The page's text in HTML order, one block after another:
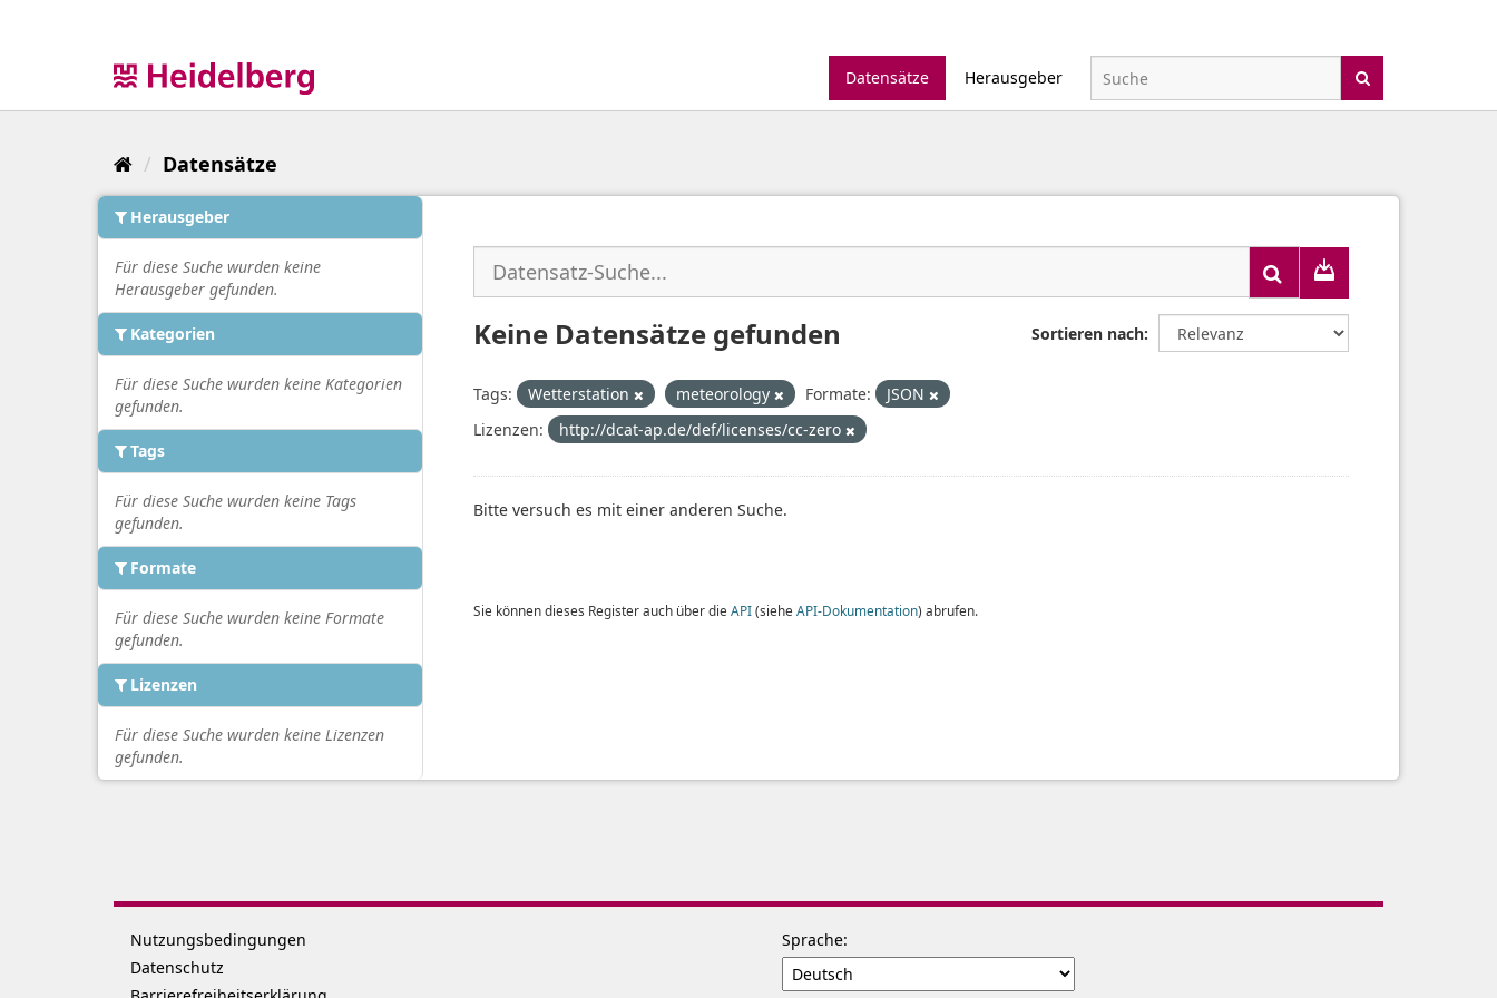
Datensätze
Herausgeber
Datensätze
Herausgeber
Für diese Suche wurden keine
Herausgeber gefunden.
Kategorien
Für diese Suche wurden keine Kategorien
gefunden.
Tags
Für diese Suche wurden keine Tags
gefunden.
Formate
Für diese Suche wurden keine Formate
gefunden.
Lizenzen
Für diese Suche wurden keine Lizenzen
gefunden.
Sortieren nach
Keine Datensätze gefunden
Tags: Wetterstation meteorology Formate:
JSON
Lizenzen:
http://dcat-ap.de/def/licenses/cc-zero
Bitte versuch es mit einer anderen Suche.
Sie können dieses Register auch über die API(siehe API-Dokumentation) abrufen.
Nutzungsbedingungen
Datenschutz
Sprache